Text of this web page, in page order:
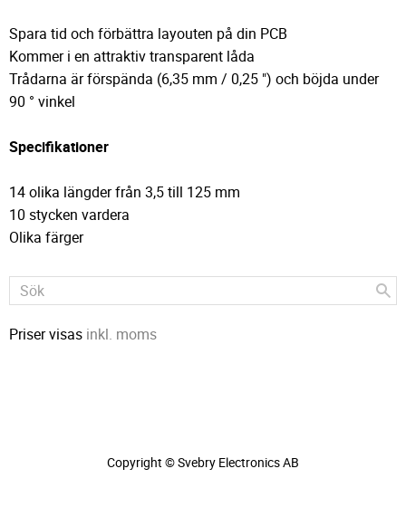
Spara tid och förbättra layouten på din PCB
Kommer i en attraktiv transparent låda
Trådarna är förspända (6,35 mm / 0,25 ") och böjda under
90 ° vinkel
Specifikationer
14 olika längder från 3,5 till 125 mm
10 stycken vardera
Olika färger
Priser visas inkl. moms
Copyright © Svebry Electronics AB